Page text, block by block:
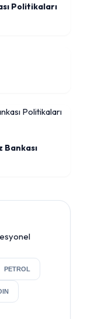
Politikaları
Bankası
PETROL